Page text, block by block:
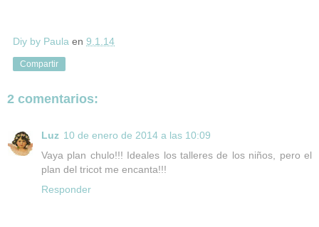
Diy by Paula en 9.1.14
Compartir
2 comentarios:
Luz 10 de enero de 2014 a las 10:09
Vaya plan chulo!!! Ideales los talleres de los niños, pero el
plan del tricot me encanta!!!
Responder